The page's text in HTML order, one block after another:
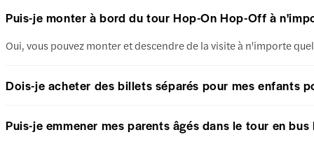
Puis-je monter à bord du tour Hop-On Hop-Off à
Oui, vous pouvez monter et descendre de la visite à n'importe
Dois-je acheter des billets séparés pour mes enfants
Puis-je emmener mes parents âgés dans le tour en